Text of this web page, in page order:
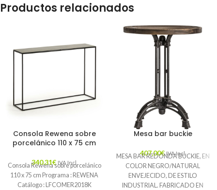
Productos relacionados
Consola Rewena sobre
porcelánico 110 x 75 cm
340,31€ IVA Incl.
Consola Rewena sobre porcelánico
110 x 75 cm Programa : REWENA
Catálogo : LFCOMER2018K
Mesa bar buckie
407,00€ IVA Incl.
MESA BAR REDONDA BUCKIE, EN
COLOR NEGRO/NATURAL
ENVEJECIDO, DE ESTILO
INDUSTRIAL. FABRICADO EN